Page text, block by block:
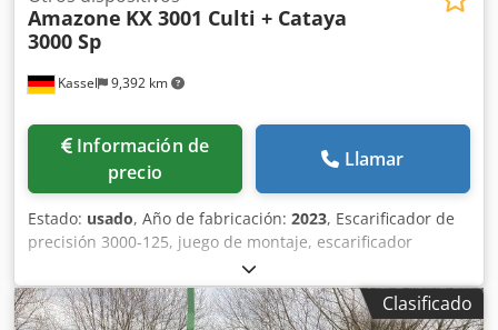
Kassel 9,392 km
Amazone KX 3001 Culti + Cataya
3000 Sp
Información de
precio
Llamar
Estado: usado, Año de fabricación: 2023, Escarificador de
precisión 3000-125, juego de montaje, escarificador
ajustable. Marcador de surcos adicional / electrónico 3000
AmaDrill 2 para Cataya. Sensor de radar / internacional.
Sensor analógico de posición de trabajo. Conmutación
Clasificado